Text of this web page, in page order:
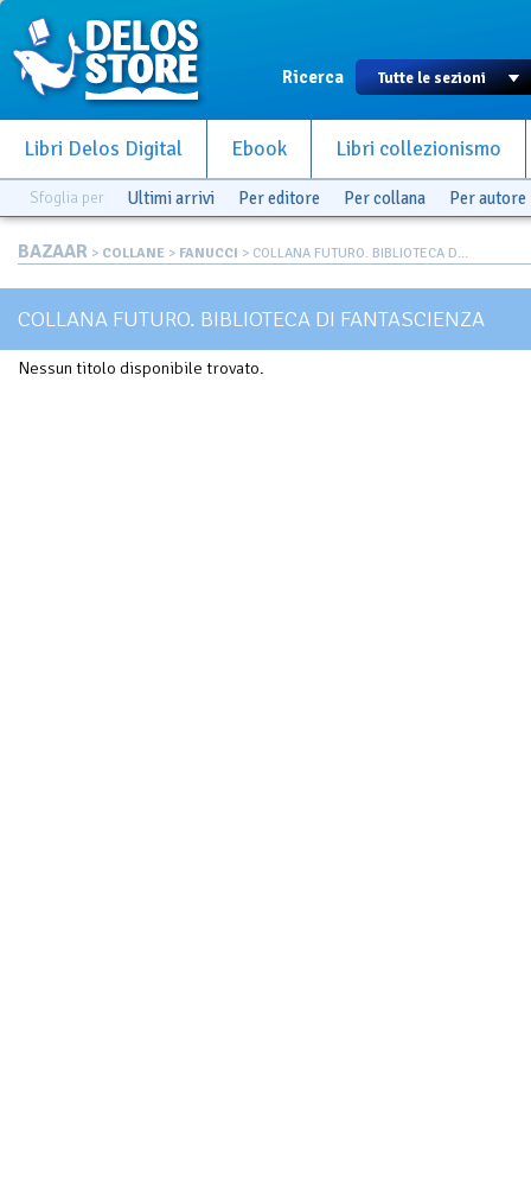
Ricerca
Libri Delos Digital Ebook Libri collezionismo
Sfoglia per Ultimi arrivi Per editore Per collana Per autore
BAZAAR > COLLANE > FANUCCI > COLLANA FUTURO. BIBLIOTECA D...
COLLANA FUTURO. BIBLIOTECA DI FANTASCIENZA
Nessun titolo disponibile trovato.